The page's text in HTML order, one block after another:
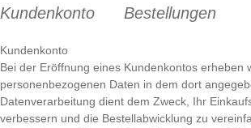
Kundenkonto Bestellungen
Kundenkonto
Bei der Eröffnung eines Kundenkontos erheben
personenbezogenen Daten in dem dort
Datenverarbeitung dient dem Zweck, Ihr
verbessern und die Bestellabwicklung zu